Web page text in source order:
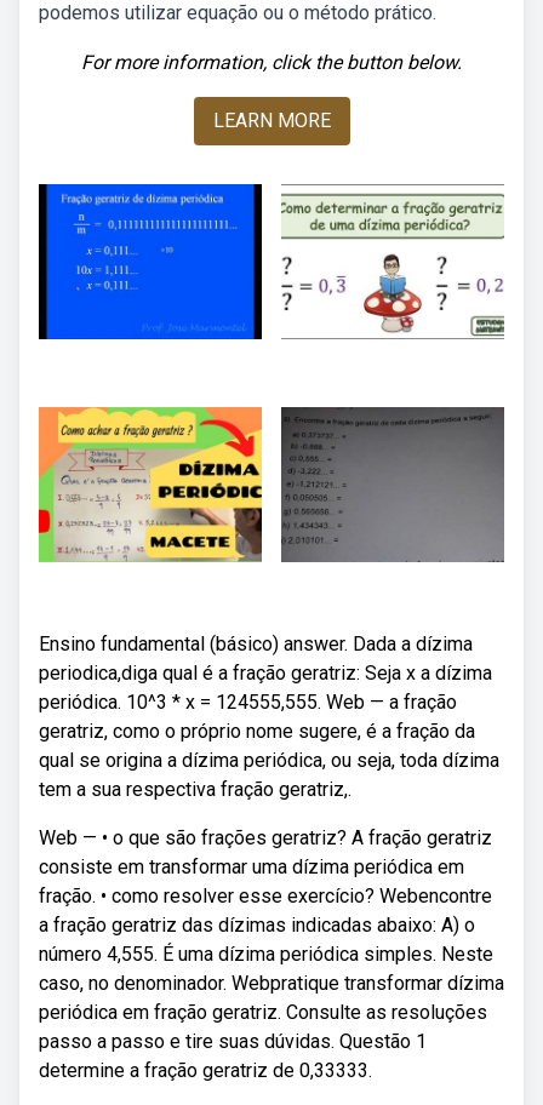
podemos utilizar equação ou o método prático.
For more information, click the button below.
LEARN MORE
Ensino fundamental (básico) answer. Dada a dízima
periodica,diga qual é a fração geratriz: Seja x a dízima
periódica. 10^3 * x = 124555,555. Web — a fração
geratriz, como o próprio nome sugere, é a fração da
qual se origina a dízima periódica, ou seja, toda dízima
tem a sua respectiva fração geratriz,.
Web — • o que são frações geratriz? A fração geratriz
consiste em transformar uma dízima periódica em
fração. • como resolver esse exercício? Webencontre
a fração geratriz das dízimas indicadas abaixo: A) o
número 4,555. É uma dízima periódica simples. Neste
caso, no denominador. Webpratique transformar dízima
periódica em fração geratriz. Consulte as resoluções
passo a passo e tire suas dúvidas. Questão 1
determine a fração geratriz de 0,33333.